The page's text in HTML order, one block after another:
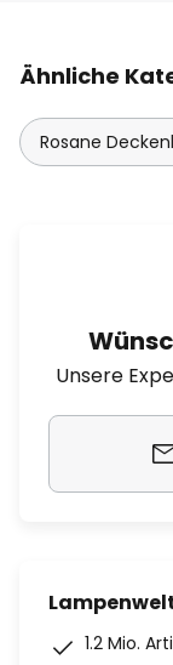
Ähnliche
Rosane
Unsere
1.2 Mio.